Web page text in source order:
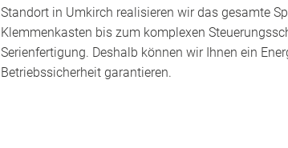
Standort in Umkirch realisieren wir das gesamte
Klemmenkasten bis zum komplexen
Serienfertigung. Deshalb können wir Ihnen ein
Betriebssicherheit garantieren.